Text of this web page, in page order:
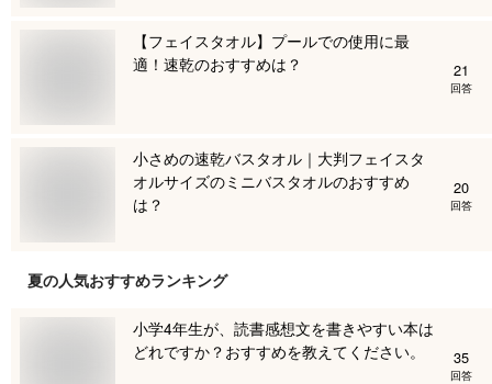
【フェイスタオル】プールでの使用に最
適！速乾のおすすめは？
21
回答
小さめの速乾バスタオル｜大判フェイスタ
オルサイズのミニバスタオルのおすすめ
は？
20
回答
夏の人気おすすめランキング
小学4年生が、読書感想文を書きやすい本は
どれですか？おすすめを教えてください。
35
回答